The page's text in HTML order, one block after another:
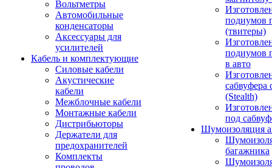
Вольтметры
Автомобильные
конденсаторы
Аксессуары для
усилителей
Кабель и комплектующие
Силовые кабели
Акустические
кабели
Межблочные кабели
Монтажные кабели
Дистрибьюторы
Держатели для
предохранителей
Комплекты
подиумов
(твитеры)
подиумов
в авто
сабвуфера
(Stealth)
под
Шумоизоляция
багажника